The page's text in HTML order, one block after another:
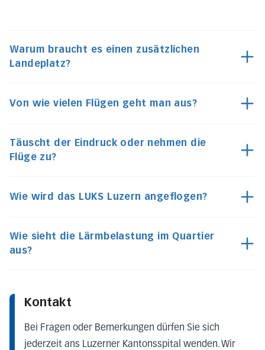
Warum braucht es einen zusätzlichen
Landeplatz?
Von wie vielen Flügen geht man aus?
Täuscht der Eindruck oder nehmen die
Flüge zu?
Wie wird das LUKS Luzern angeflogen?
Wie sieht die Lärmbelastung im Quartier
aus?
Kontakt
Bei Fragen oder Bemerkungen dürfen Sie sich
jederzeit ans Luzerner Kantonsspital wenden. Wir